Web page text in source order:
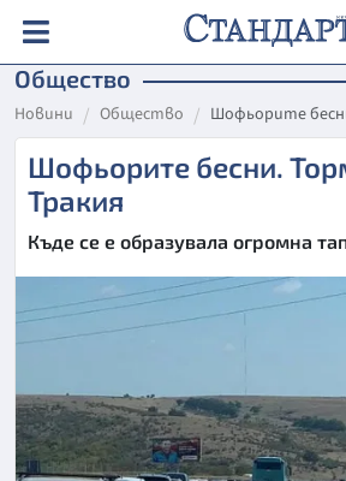
Общество
Новини Общество Шофьорите
Шофьорите бесни.
Тракия
Къде се е образувала огромна